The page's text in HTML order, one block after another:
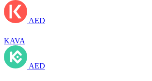
AED
KAVA
AED